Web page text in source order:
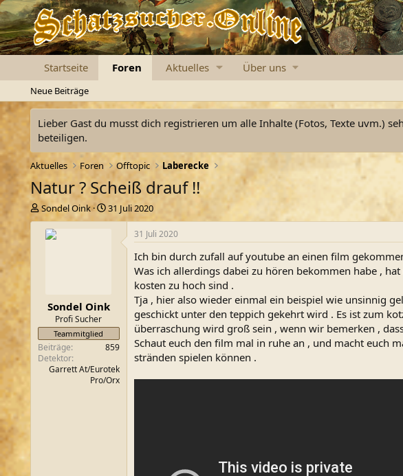
Startseite Foren Aktuelles Über uns
Neue Beiträge
Lieber Gast du musst dich registrieren um alle Inhalte (Fotos, Texte uvm.)
beteiligen.
Aktuelles Foren Offtopic Laberecke
Natur ? Scheiß drauf !!
E
r
Sondel Oink
E
r
a
31 Juli 2020
Sondel Oink
Profi Sucher
Teammitglied
Beiträge
859
Detektor
Garrett At/Eurotek
Pro/Orx
31 Juli 2020
Ich bin durch zufall auf youtube an einen film
Was ich allerdings dabei zu hören bekommen habe ,
kosten zu hoch sind .
Tja , hier also wieder einmal ein beispiel wie unsinnig
geschickt unter den teppich gekehrt wird . Es ist zum
überraschung wird groß sein , wenn wir bemerken ,
Schaut euch den film mal in ruhe an , und macht euch
stränden spielen können .